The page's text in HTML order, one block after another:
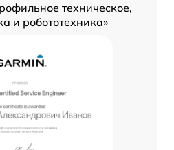
техническое,
и робототехника»